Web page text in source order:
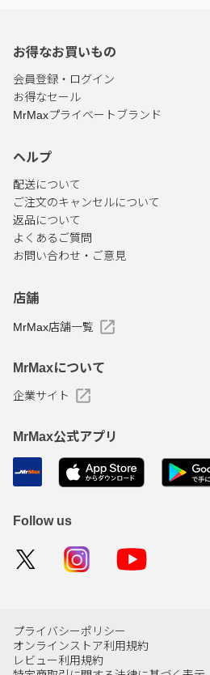
お得なお買いもの
会員登録・ログイン
お得なセール
MrMaxプライベートブランド
ヘルプ
配送について
ご注文のキャンセルについて
返品について
よくあるご質問
お問い合わせ・ご意見
店舗
MrMax店舗一覧
MrMaxについて
企業サイト
MrMax公式アプリ
Follow us
プライバシーポリシー
オンラインストア利用規約
レビュー利用規約